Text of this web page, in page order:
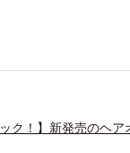
ック！】新発売のヘ